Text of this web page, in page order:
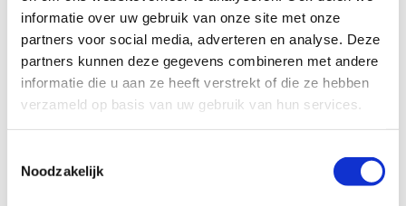
informatie over uw gebruik van onze site met onze
partners voor social media, adverteren en analyse. Deze
partners kunnen deze gegevens combineren met andere
informatie die u aan ze heeft verstrekt of die ze hebben
verzameld op basis van uw gebruik van hun services.
Noodzakelijk
Geef aan tot welk domein jouw vraag behoort
KIES EEN DOMEIN
Jouw vraag